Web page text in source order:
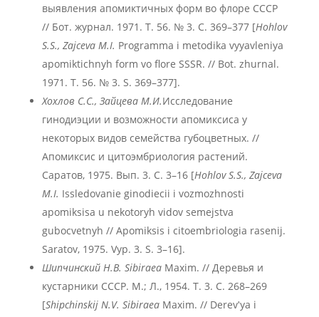
выявления апомиктичных форм во флоре СССР
// Бот. журнал. 1971. Т. 56. № 3. С. 369–377 [Hohlov
S.S., Zajceva M.I. Programma i metodika vyyavleniya
apomiktichnyh form vo flore SSSR. // Bot. zhurnal.
1971. T. 56. № 3. S. 369–377].
Хохлов С.С., Зайцева М.И.Исследование
гинодиэции и возможности апомиксиса у
некоторых видов семейства губоцветных. //
Апомиксис и цитоэмбриология растений.
Саратов, 1975. Вып. 3. С. 3–16 [Hohlov S.S., Zajceva
M.I. Issledovanie ginodiecii i vozmozhnosti
apomiksisa u nekotoryh vidov semejstva
gubocvetnyh // Apomiksis i citoembriologia rasenij.
Saratov, 1975. Vyp. 3. S. 3–16].
Шипчинский Н.В. Sibiraea Maxim. // Деревья и
кустарники СССР. М.; Л., 1954. Т. 3. С. 268–269
[Shipchinskij N.V. Sibiraea Maxim. // Derevʹya i